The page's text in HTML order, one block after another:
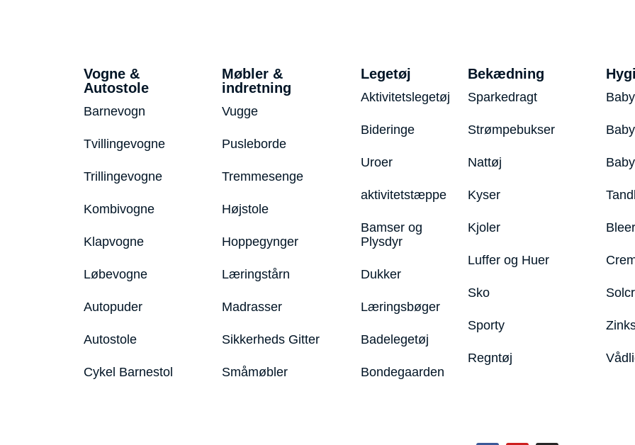
Vogne &
Autostole
Barnevogn
Tvillingevogne
Trillingevogne
Kombivogne
Klapvogne
Løbevogne
Autopuder
Autostole
Cykel Barnestol
Møbler &
indretning
Vugge
Pusleborde
Tremmesenge
Højstole
Hoppegynger
Læringstårn
Madrasser
Sikkerheds Gitter
Småmøbler
Legetøj
Aktivitetslegetøj
Bideringe
Uroer
aktivitetstæppe
Bamser og
Plysdyr
Dukker
Læringsbøger
Badelegetøj
Bondegaarden
Bekædning
Sparkedragt
Strømpebukser
Nattøj
Kyser
Kjoler
Luffer og Huer
Sko
Sporty
Regntøj